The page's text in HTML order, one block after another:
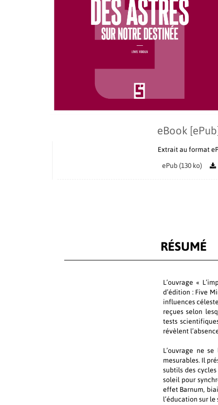
eBook [ePub]
Extrait au format
ePub (130 ko)
RÉSUMÉ
L’ouvrage «
d’édition : Five
influences
reçues selon
tests
révèlent
L’ouvrage ne
mesurables. Il
subtils des
soleil pour
effet Barnum,
l’éducation sur le